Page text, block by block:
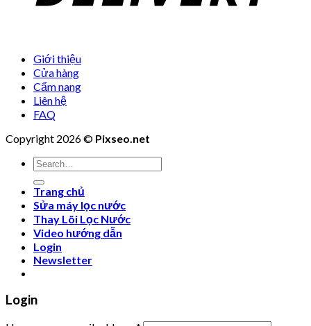
Giới thiệu
Cửa hàng
Cẩm nang
Liên hệ
FAQ
Copyright 2026 © Pixseo.net
Search
for:
Trang chủ
Sửa máy lọc nước
Thay Lõi Lọc Nước
Video hướng dẫn
Login
Newsletter
Login